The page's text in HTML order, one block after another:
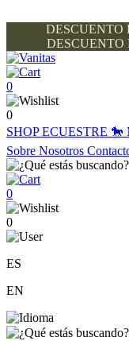
DESCUENTO
DESCUENTO
0
0
SHOPECUESTRE 🐎
Sobre Nosotros
0
0
ES
EN